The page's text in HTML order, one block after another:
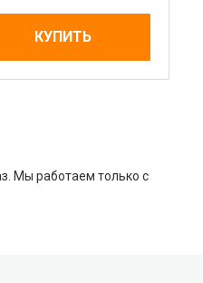
КУПИТЬ
Мы работаем только с